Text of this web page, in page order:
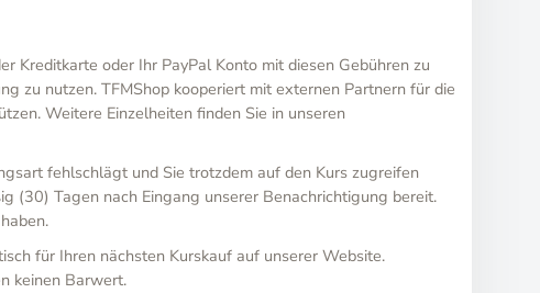
Kreditkarte oder Ihr PayPal Konto mit diesen Gebühren zu
zu nutzen. TFMShop kooperiert mit externen Partnern für die
Weitere Einzelheiten finden Sie in unseren
fehlschlägt und Sie trotzdem auf den Kurs zugreifen
(30) Tagen nach Eingang unserer Benachrichtigung bereit.
für Ihren nächsten Kurskauf auf unserer Website.
keinen Barwert.